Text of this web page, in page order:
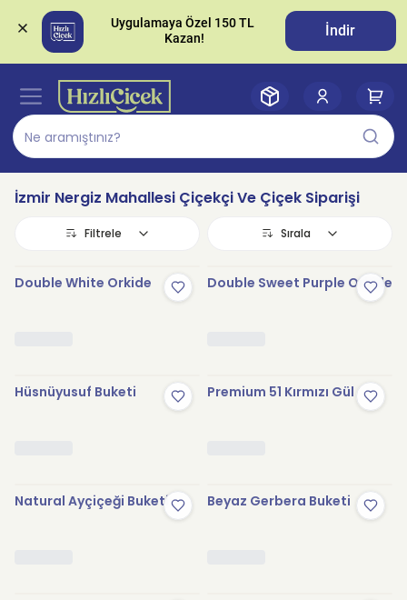
Uygulamaya Özel 150 TL
İndir
İzmir Nergiz Mahallesi Çiçekçi Ve Çiçek Siparişi
Filtrele Sırala
Double White Orkide Double Sweet Purple Orkide
Hüsnüyusuf Buketi Premium 51 Kırmızı Gül
Natural Ayçiçeği Buketi Beyaz Gerbera Buketi